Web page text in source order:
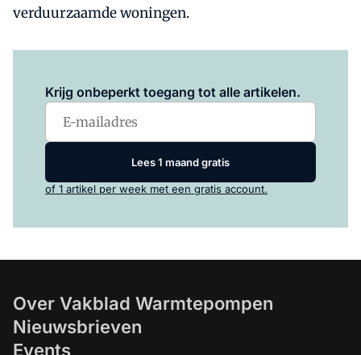
verduurzaamde woningen.
Krijg onbeperkt toegang tot alle artikelen.
Lees 1 maand gratis
of 1 artikel per week met een gratis account.
Over Vakblad Warmtepompen
Nieuwsbrieven
Events